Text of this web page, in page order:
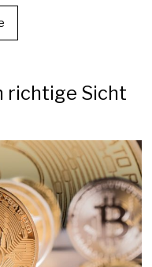
richtige Sicht